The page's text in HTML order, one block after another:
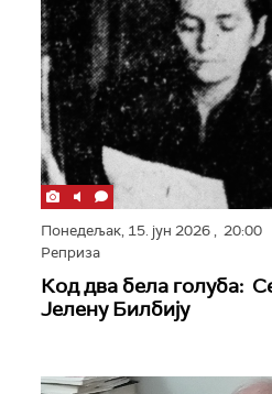
Понедељак, 15. јун 2026, 20:00
Реприза
Код два бела голуба:
Јелену Билбију